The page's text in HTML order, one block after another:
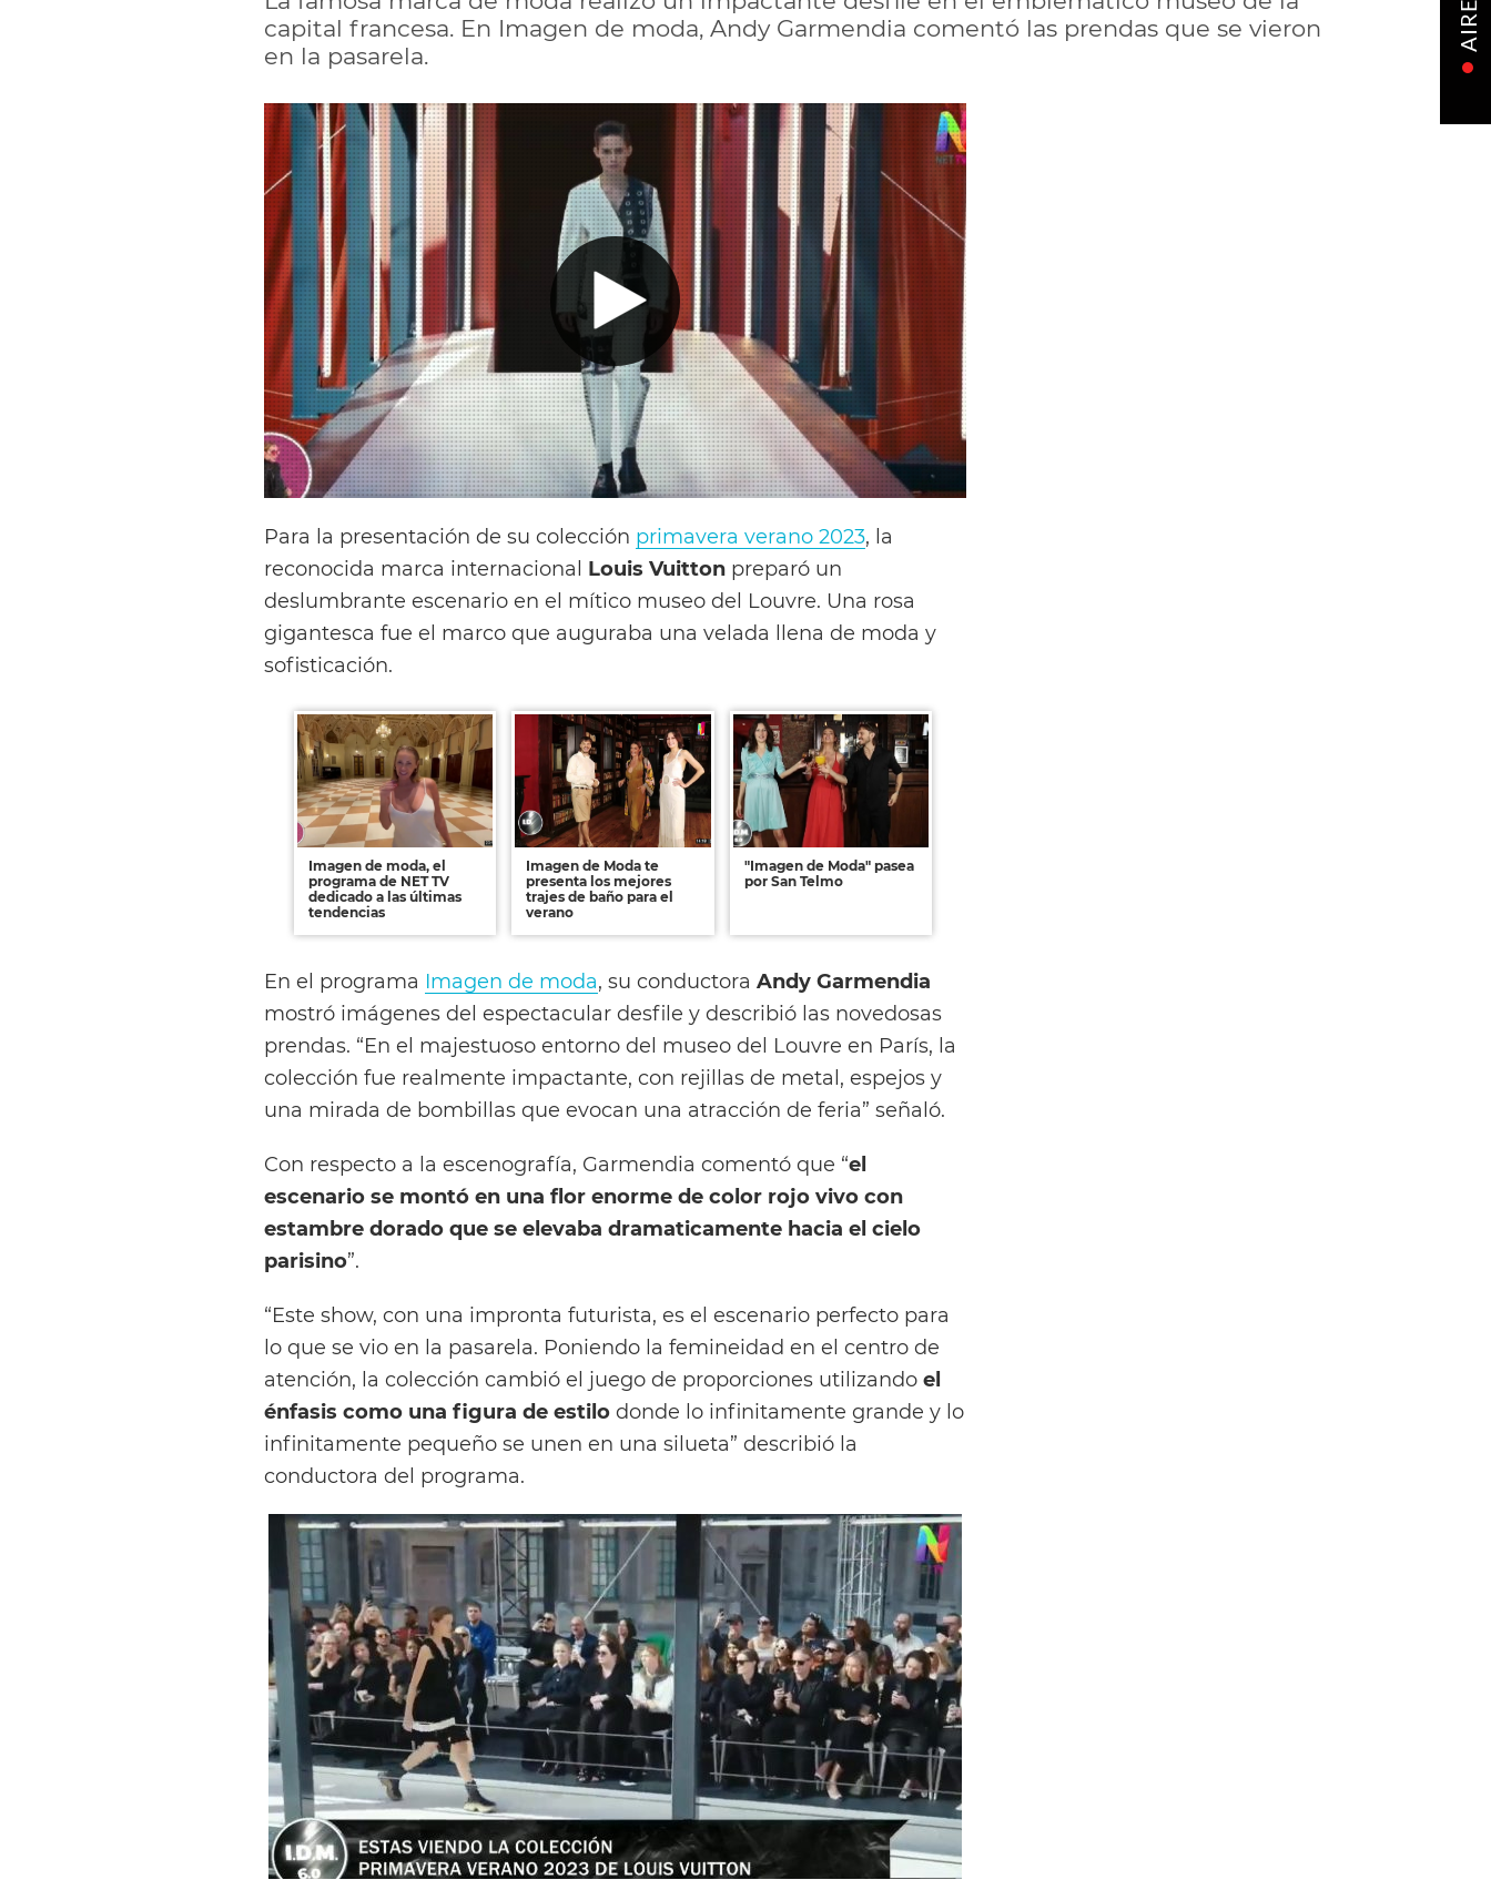
capital francesa. En Imagen de moda, Andy Garmendia comentó las prendas que se vieron
en la pasarela.
Para la presentación de su colección primavera verano 2023, la
reconocida marca internacional Louis Vuitton preparó un
deslumbrante escenario en el mítico museo del Louvre. Una rosa
gigantesca fue el marco que auguraba una velada llena de moda y
sofisticación.
Imagen de moda, el
programa de NET TV
dedicado a las últimas
tendencias
Imagen de Moda te
presenta los mejores
trajes de baño para el
verano
"Imagen de Moda" pasea
por San Telmo
En el programa Imagen de moda, su conductora Andy Garmendia
mostró imágenes del espectacular desfile y describió las novedosas
prendas. “En el majestuoso entorno del museo del Louvre en París, la
colección fue realmente impactante, con rejillas de metal, espejos y
una mirada de bombillas que evocan una atracción de feria” señaló.
Con respecto a la escenografía, Garmendia comentó que “el
escenario se montó en una flor enorme de color rojo vivo con
estambre dorado que se elevaba dramaticamente hacia el cielo
parisino”.
“Este show, con una impronta futurista, es el escenario perfecto para
lo que se vio en la pasarela. Poniendo la femineidad en el centro de
atención, la colección cambió el juego de proporciones utilizando el
énfasis como una figura de estilo donde lo infinitamente grande y lo
infinitamente pequeño se unen en una silueta” describió la
conductora del programa.
AIRE